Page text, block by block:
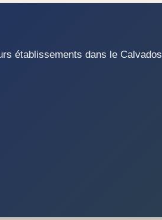
établissements dans le Calvados